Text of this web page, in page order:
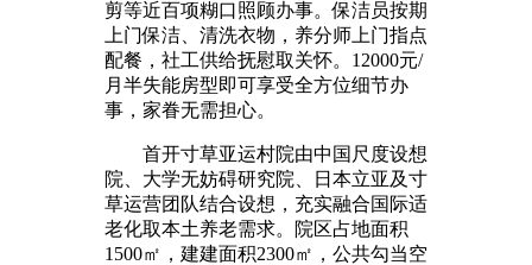
剪等近百项糊口照顾办事。保洁员按期
上门保洁、清洗衣物，养分师上门指点
配餐，社工供给抚慰取关怀。12000元/
月半失能房型即可享受全方位细节办
事，家眷无需担心。
首开寸草亚运村院由中国尺度设想
院、大学无妨碍研究院、日本立亚及寸
草运营团队结合设想，充实融合国际适
老化取本土养老需求。院区占地面积
1500㎡，建建面积2300㎡，公共勾当空